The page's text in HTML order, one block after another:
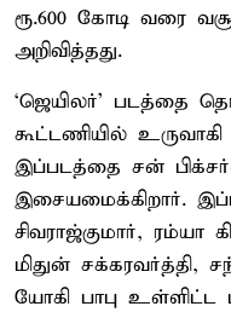
ரூ.600 கோடி வரை
அறிவித்தது.
‘ஜெயிலர்’ படத்தை
கூட்டணியில்
இப்படத்தை சன்
இசையமைக்கிறார்.
சிவராஜ்குமார், ரம்யா
மிதுன் சக்கரவர்த்தி,
யோகி பாபு உள்ளிட்ட